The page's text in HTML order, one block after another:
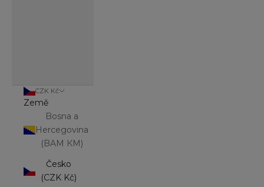
CZK Kč
Země
Bosna a
Hercegovina
(BAM КМ)
Česko
(CZK Kč)